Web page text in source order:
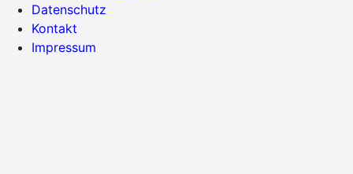
Datenschutz
Kontakt
Impressum